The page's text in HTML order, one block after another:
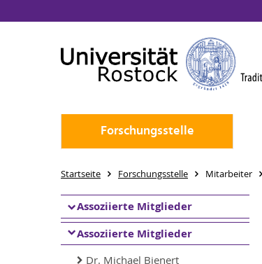
Forschungsstelle
Startseite Forschungsstelle Mitarbeiter
Assoziierte Mitglieder
Assoziierte Mitglieder
Dr. Michael Bienert